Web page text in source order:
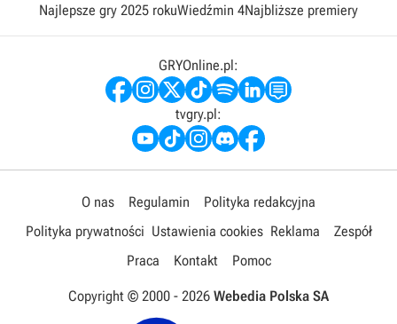
Najlepsze gry 2025 rokuWiedźmin 4Najbliższe premiery
GRYOnline.pl:
tvgry.pl:
O nas Regulamin
Polityka redakcyjna
Polityka prywatności Ustawienia cookies Reklama
Zespół
Praca
Kontakt Pomoc
Copyright © 2000 - 2026 Webedia Polska SA